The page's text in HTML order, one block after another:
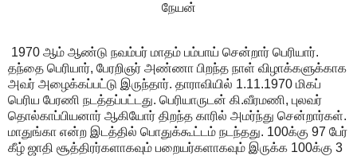
நேயன்
1970 ஆம் ஆண்டு நவம்பர் மாதம் பம்பாய் சென்றார் பெரியார்.
தந்தை பெரியார், பேரறிஞர் அண்ணா பிறந்த நாள் விழாக்களுக்காக
அவர் அழைக்கப்பட்டு இருந்தார். தாராவியில் 1.11.1970 மிகப்
பெரிய பேரணி நடத்தப்பட்டது. பெரியாருடன் கி.வீரமணி, புலவர்
தொல்காப்பியனார் ஆகியோர் திறந்த காரில் அமர்ந்து சென்றார்கள்.
மாதுங்கா என்ற இடத்தில் பொதுக்கூட்டம் நடந்தது. 100க்கு 97 பேர்
கீழ் ஜாதி சூத்திரர்களாகவும் பறையர்களாகவும் இருக்க 100க்கு 3